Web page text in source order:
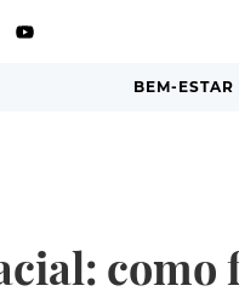
BEM-ESTAR
como